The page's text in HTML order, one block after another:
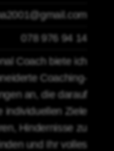
078 976 94 14
Coach biete ich
Coaching-
an, die darauf
individuellen Ziele
Hindernisse zu
und Ihr volles